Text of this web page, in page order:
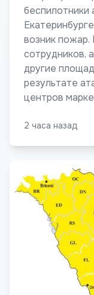
беспилотники
возник пожар.
сотрудников,
другие
результате
центров
2 часа назад